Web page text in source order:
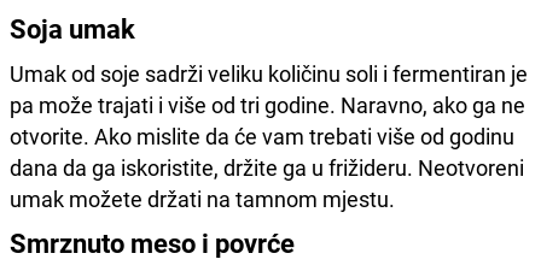
Soja umak
Umak od soje sadrži veliku količinu soli i fermentiran je
pa može trajati i više od tri godine. Naravno, ako ga ne
otvorite. Ako mislite da će vam trebati više od godinu
dana da ga iskoristite, držite ga u frižideru. Neotvoreni
umak možete držati na tamnom mjestu.
Smrznuto meso i povrće